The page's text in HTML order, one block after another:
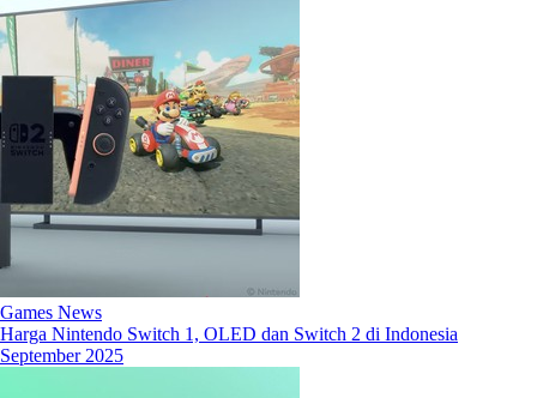
Games News
Harga Nintendo Switch 1, OLED dan Switch 2 di Indonesia
September 2025